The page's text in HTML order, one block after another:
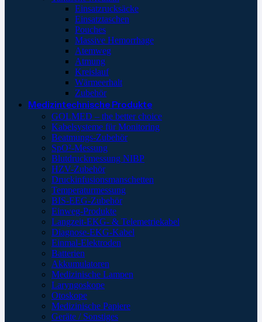
Einsatzrucksäcke
Einsatztaschen
Pouches
Massive Hemorrhage
Atemweg
Atmung
Kreislauf
Wärmeerhalt
Zubehör
Medizintechnische Produkte
GOLMED – the better choice
Kabelsysteme für Monitoring
Beatmungs-Zubehör
SpO²-Messung
Blutdruckmessung NIBP
HZV-Zubehör
Druckinfusionsmanschetten
Temperaturmessung
BIS-EEG-Zubehör
Einweg-Produkte
Langzeit-EKG- & Telemetriekabel
Diagnose-EKG-Kabel
Einmal-Elektroden
Batterien
Akkumulatoren
Medizinische Lampen
Laryngoskope
Otoskope
Medizinische Papiere
Geräte / Sonstiges